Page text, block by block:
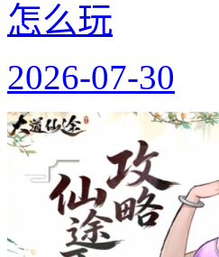
怎么玩
2026-07-30